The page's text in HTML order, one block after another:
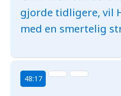
gjorde tidligere, vil
med en smertelig
48:17